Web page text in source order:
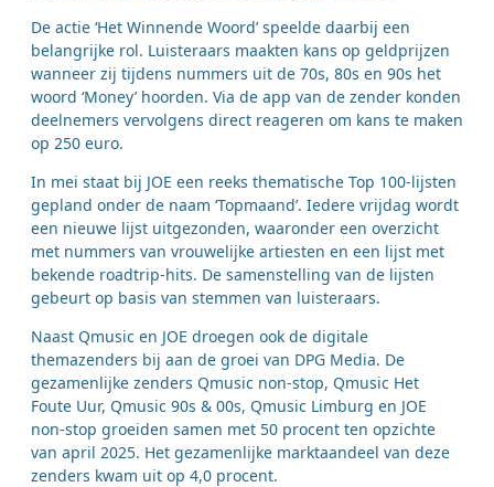
De actie ‘Het Winnende Woord’ speelde daarbij een
belangrijke rol. Luisteraars maakten kans op geldprijzen
wanneer zij tijdens nummers uit de 70s, 80s en 90s het
woord ‘Money’ hoorden. Via de app van de zender konden
deelnemers vervolgens direct reageren om kans te maken
op 250 euro.
In mei staat bij JOE een reeks thematische Top 100-lijsten
gepland onder de naam ‘Topmaand’. Iedere vrijdag wordt
een nieuwe lijst uitgezonden, waaronder een overzicht
met nummers van vrouwelijke artiesten en een lijst met
bekende roadtrip-hits. De samenstelling van de lijsten
gebeurt op basis van stemmen van luisteraars.
Naast Qmusic en JOE droegen ook de digitale
themazenders bij aan de groei van DPG Media. De
gezamenlijke zenders Qmusic non-stop, Qmusic Het
Foute Uur, Qmusic 90s & 00s, Qmusic Limburg en JOE
non-stop groeiden samen met 50 procent ten opzichte
van april 2025. Het gezamenlijke marktaandeel van deze
zenders kwam uit op 4,0 procent.